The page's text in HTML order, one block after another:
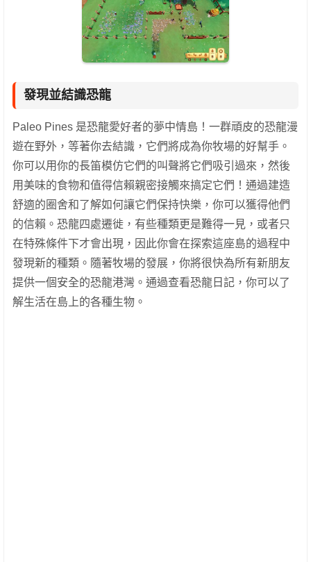
發現並結識恐龍
Paleo Pines 是恐龍愛好者的夢中情島！一群頑皮的恐龍漫
遊在野外，等著你去結識，它們將成為你牧場的好幫手。
你可以用你的長笛模仿它們的叫聲將它們吸引過來，然後
用美味的食物和值得信賴親密接觸來搞定它們！通過建造
舒適的圈舍和了解如何讓它們保持快樂，你可以獲得他們
的信賴。恐龍四處遷徙，有些種類更是難得一見，或者只
在特殊條件下才會出現，因此你會在探索這座島的過程中
發現新的種類。隨著牧場的發展，你將很快為所有新朋友
提供一個安全的恐龍港灣。通過查看恐龍日記，你可以了
解生活在島上的各種生物。